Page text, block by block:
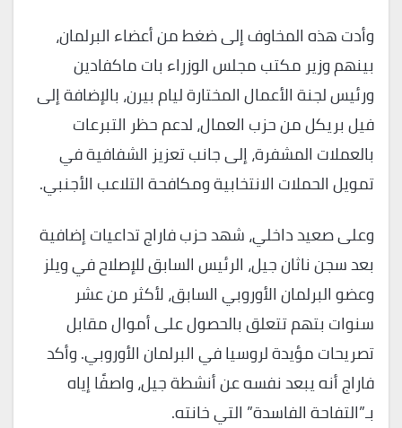
وأدت هذه المخاوف إلى ضغط من أعضاء البرلمان،
بينهم وزير مكتب مجلس الوزراء بات ماكفادين
ورئيس لجنة الأعمال المختارة ليام بيرن، بالإضافة إلى
فيل بريكل من حزب العمال، لدعم حظر التبرعات
بالعملات المشفرة، إلى جانب تعزيز الشفافية في
تمويل الحملات الانتخابية ومكافحة التلاعب الأجنبي.
وعلى صعيد داخلي، شهد حزب فاراج تداعيات إضافية
بعد سجن ناثان جيل، الرئيس السابق للإصلاح في ويلز
وعضو البرلمان الأوروبي السابق، لأكثر من عشر
سنوات بتهم تتعلق بالحصول على أموال مقابل
تصريحات مؤيدة لروسيا في البرلمان الأوروبي. وأكد
فاراج أنه يبعد نفسه عن أنشطة جيل، واصفًا إياه
بـ”التفاحة الفاسدة” التي خانته.